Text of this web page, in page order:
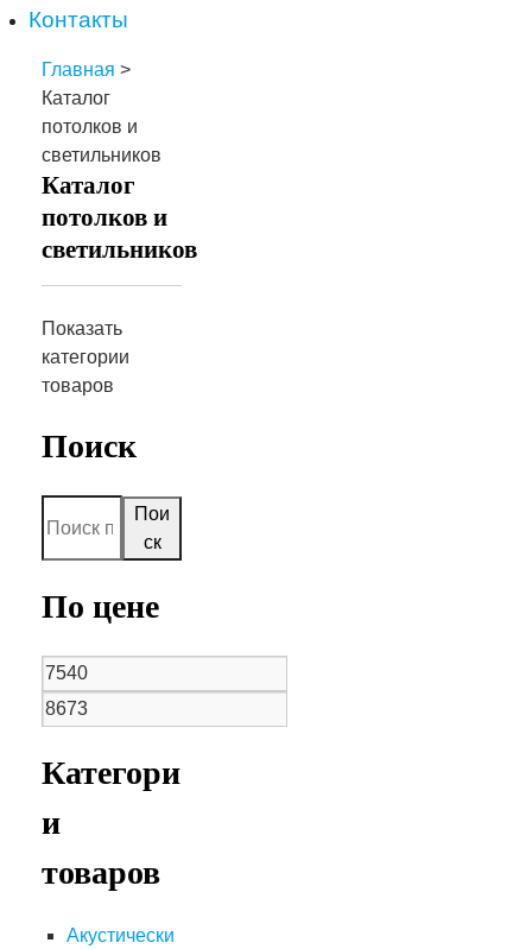
Контакты
Главная >
Каталог
потолков и
светильников
Каталог
потолков и
светильников
Показать
категории
товаров
Поиск
Пои
ск
По цене
Категори
и
товаров
Акустически